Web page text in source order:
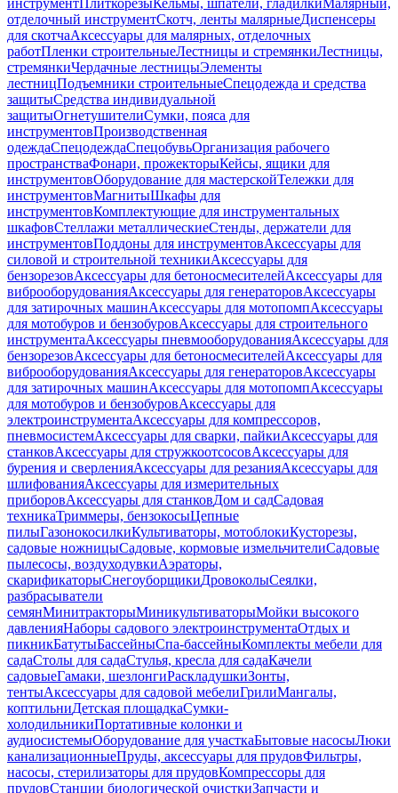
инструментПлиткорезыКельмы, шпатели, гладилкиМалярный,
отделочный инструментСкотч, ленты малярныеДиспенсеры
для скотчаАксессуары для малярных, отделочных
работПленки строительныеЛестницы и стремянкиЛестницы,
стремянкиЧердачные лестницыЭлементы
лестницПодъемники строительныеСпецодежда и средства
защитыСредства индивидуальной
защитыОгнетушителиСумки, пояса для
инструментовПроизводственная
одеждаСпецодеждаСпецобувьОрганизация рабочего
пространстваФонари, прожекторыКейсы, ящики для
инструментовОборудование для мастерскойТележки для
инструментовМагнитыШкафы для
инструментовКомплектующие для инструментальных
шкафовСтеллажи металлическиеСтенды, держатели для
инструментовПоддоны для инструментовАксессуары для
силовой и строительной техникиАксессуары для
бензорезовАксессуары для бетоносмесителейАксессуары для
виброоборудованияАксессуары для генераторовАксессуары
для затирочных машинАксессуары для мотопомпАксессуары
для мотобуров и бензобуровАксессуары для строительного
инструментаАксессуары пневмооборудованияАксессуары для
бензорезовАксессуары для бетоносмесителейАксессуары для
виброоборудованияАксессуары для генераторовАксессуары
для затирочных машинАксессуары для мотопомпАксессуары
для мотобуров и бензобуровАксессуары для
электроинструментаАксессуары для компрессоров,
пневмосистемАксессуары для сварки, пайкиАксессуары для
станковАксессуары для стружкоотсосовАксессуары для
бурения и сверленияАксессуары для резанияАксессуары для
шлифованияАксессуары для измерительных
приборовАксессуары для станковДом и садСадовая
техникаТриммеры, бензокосыЦепные
пилыГазонокосилкиКультиваторы, мотоблокиКусторезы,
садовые ножницыСадовые, кормовые измельчителиСадовые
пылесосы, воздуходувкиАэраторы,
скарификаторыСнегоуборщикиДровоколыСеялки,
разбрасыватели
семянМинитракторыМиникультиваторыМойки высокого
давленияНаборы садового электроинструментаОтдых и
пикникБатутыБассейныСпа-бассейныКомплекты мебели для
садаСтолы для садаСтулья, кресла для садаКачели
садовыеГамаки, шезлонгиРаскладушкиЗонты,
тентыАксессуары для садовой мебелиГрилиМангалы,
коптильниДетская площадкаСумки-
холодильникиПортативные колонки и
аудиосистемыОборудование для участкаБытовые насосыЛюки
канализационныеПруды, аксессуары для прудовФильтры,
насосы, стерилизаторы для прудовКомпрессоры для
прудовСтанции биологической очисткиЗапчасти и